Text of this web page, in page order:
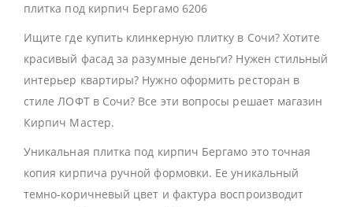
плитка под кирпич Бергамо 6206
Ищите где купить клинкерную плитку в Сочи? Хотите
красивый фасад за разумные деньги? Нужен стильный
интерьер квартиры? Нужно оформить ресторан в
стиле ЛОФТ в Сочи? Все эти вопросы решает магазин
Кирпич Мастер.
Уникальная плитка под кирпич Бергамо это точная
копия кирпича ручной формовки. Ее уникальный
темно-коричневый цвет и фактура воспроизводит